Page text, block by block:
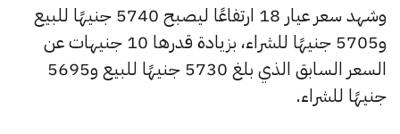
وشهد سعر عيار 18 ارتفاعًا ليصبح 5740 جنيهًا للبيع
و5705 جنيهًا للشراء، بزيادة قدرها 10 جنيهات عن
السعر السابق الذي بلغ 5730 جنيهًا للبيع و5695
جنيهًا للشراء.